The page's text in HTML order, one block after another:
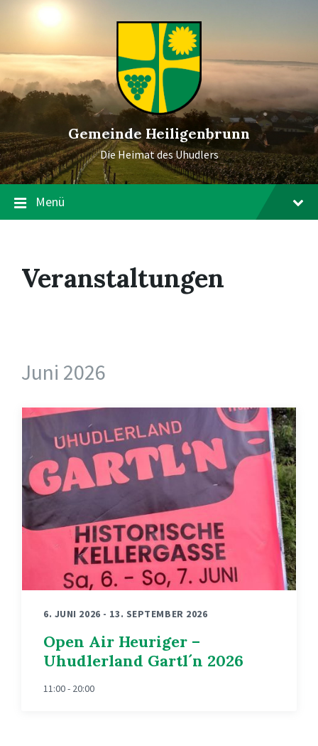
Gemeinde Heiligenbrunn
Die Heimat des Uhudlers
Menü
Veranstaltungen
Juni 2026
6. JUNI 2026 - 13. SEPTEMBER 2026
Open Air Heuriger –
Uhudlerland Gartl´n 2026
11:00 - 20:00